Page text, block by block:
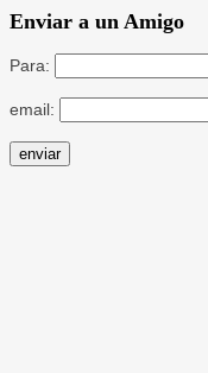
Enviar a un Amigo
Para:
email: